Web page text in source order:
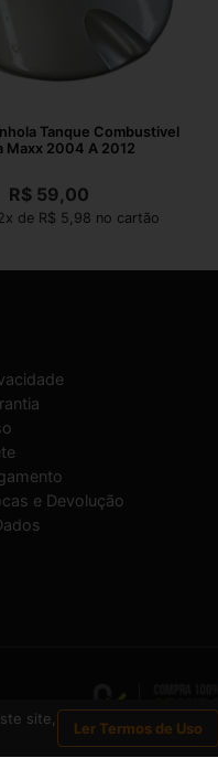
Tanque Combustivel
Maxx 2004 A 2012
R$ 59,00
de R$ 5,98 no cartão
e Devolução
site,
Ler Termos de Uso